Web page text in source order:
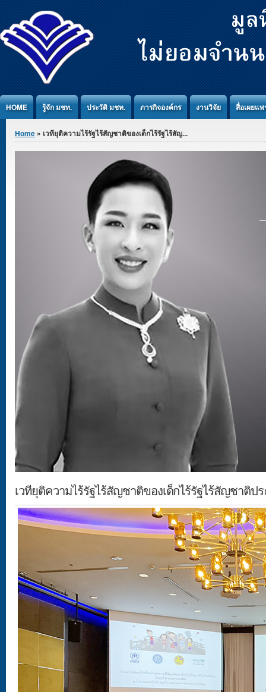
Jump to Content
HOME รู้จัก มชท. ประวัติ มชท. ภารกิจองค์กร งานวิจัย สื่อเผยแพ
You are here
Home » เวทียุติความไร้รัฐไร้สัญชาติของเด็กไร้รัฐไร้สัญ...
เวทียุติความไร้รัฐไร้สัญชาติของเด็กไร้รัฐไร้สัญชาติปร